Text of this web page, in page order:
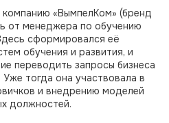
«ВымпелКом» (бренд
от менеджера по обучению
сформировался её
обучения и развития, и
переводить запросы бизнеса
тогда она участвовала в
и внедрению моделей
должностей.